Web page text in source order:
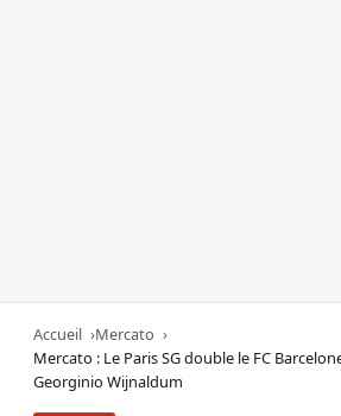
Accueil
Mercato
Mercato : Le Paris SG double le FC
Georginio Wijnaldum